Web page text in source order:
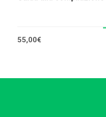
55,00€